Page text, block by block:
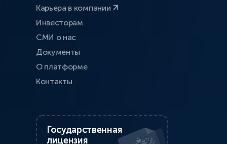
Карьера в компании
Инвесторам
СМИ о нас
Документы
О платформе
Контакты
Государственная
лицензия